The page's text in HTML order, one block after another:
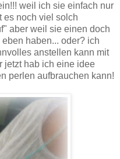
weil ich sie einfach nur
es noch viel solch
aber weil sie einen doch
haben... oder? ich
anstellen kann mit
jetzt hab ich eine idee
perlen aufbrauchen kann!